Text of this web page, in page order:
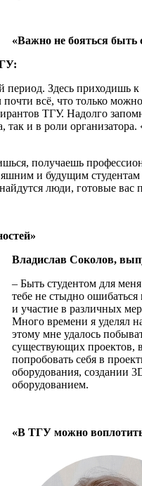
«Важно не бояться быть
период. Здесь
всё, что только
ТГУ. Надолго
так и в роли
получаешь
и будущим
люди, готовые вас
Владислав Соколов,
– Быть студентом для
тебе не стыдно
и участие в различных
Много времени я уделял
этому мне удалось
существующих проектов,
попробовать себя в
оборудования, создании
оборудованием.
«В ТГУ можно